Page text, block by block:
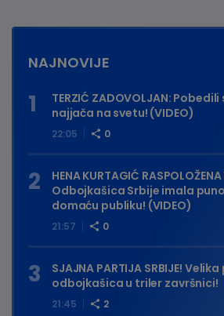
NAJNOVIJE
22:05 0
TERZIĆ ZADOVOLJAN:
najjača na svetu! (VIDEO)
21:57 0
HENA KURTAGIĆ
Odbojkašica Srbije imala
domaću publiku! (VIDEO)
21:45 2
SJAJNA PARTIJA SRBIJE!
odbojkašica u triler završnici!